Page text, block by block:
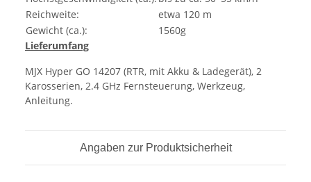
Reichweite:
etwa 120 m
Gewicht (ca.):
1560g
Lieferumfang
MJX Hyper GO 14207 (RTR, mit Akku & Ladegerät), 2
Karosserien, 2.4 GHz Fernsteuerung, Werkzeug,
Anleitung.
Angaben zur Produktsicherheit